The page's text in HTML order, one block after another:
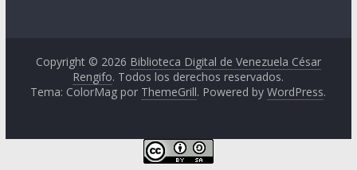
Copyright © 2026 Biblioteca Digital de Venezuela César
Rengifo. Todos los derechos reservados.
Tema: ColorMag por ThemeGrill. Powered byWordPress.